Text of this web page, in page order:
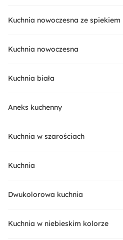
Kuchnia nowoczesna ze spiekiem
Kuchnia nowoczesna
Kuchnia biała
Aneks kuchenny
Kuchnia w szarościach
Kuchnia
Dwukolorowa kuchnia
Kuchnia w niebieskim kolorze